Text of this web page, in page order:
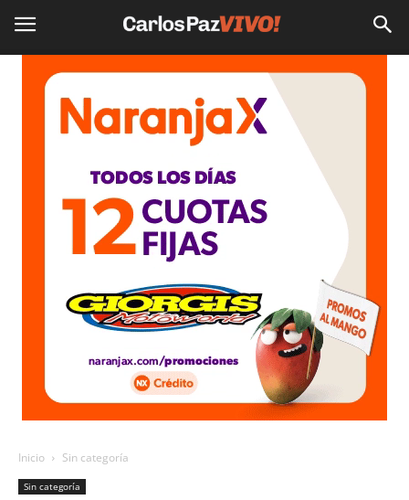
Inicio Sin categoría
Sin categoría